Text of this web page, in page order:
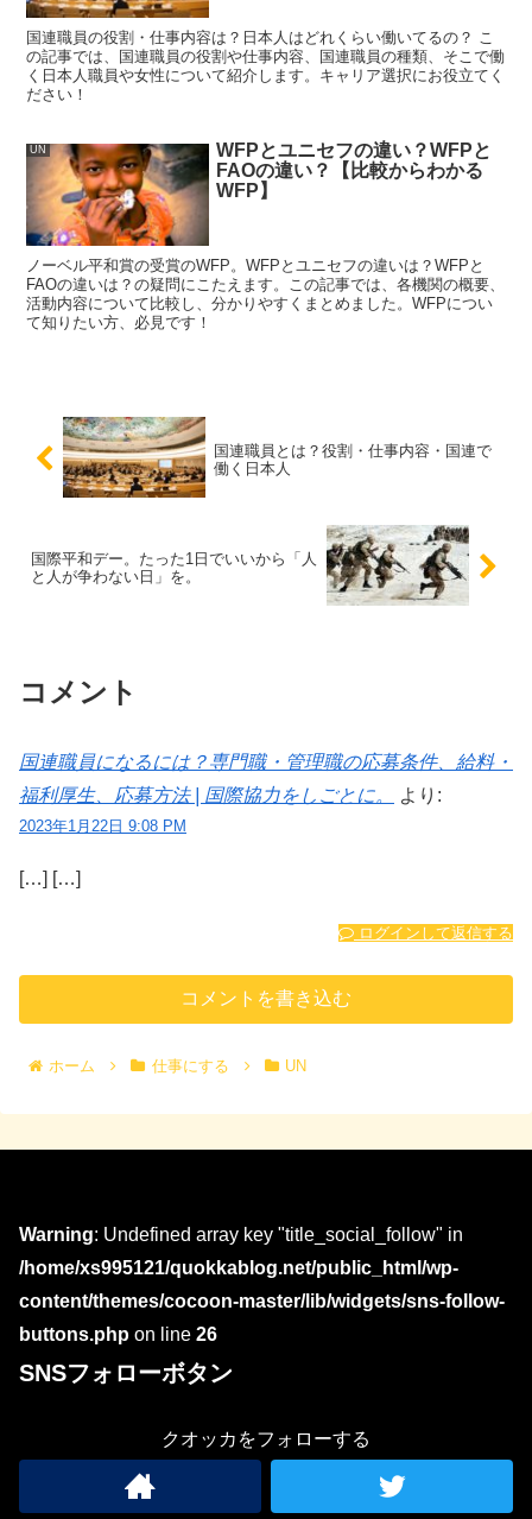
国連職員の役割・仕事内容は？日本人はどれくらい働いてるの？ こ
の記事では、国連職員の役割や仕事内容、国連職員の種類、そこで働
く日本人職員や女性について紹介します。キャリア選択にお役立てく
ださい！
UN
WFPとユニセフの違い？WFPと
FAOの違い？【比較からわかる
WFP】
ノーベル平和賞の受賞のWFP。WFPとユニセフの違いは？WFPと
FAOの違いは？の疑問にこたえます。この記事では、各機関の概要、
活動内容について比較し、分かりやすくまとめました。WFPについ
て知りたい方、必見です！
国連職員とは？役割・仕事内容・国連で
働く日本人
国際平和デー。たった1日でいいから「人
と人が争わない日」を。
コメント
国連職員になるには？専門職・管理職の応募条件、給料・
福利厚生、応募方法 | 国際協力をしごとに。
より:
2023年1月22日 9:08 PM
[…] […]
ログインして返信する
コメントを書き込む
ホーム 仕事にする UN
Warning: Undefined array key "title_social_follow" in
/home/xs995121/quokkablog.net/public_html/wp-
content/themes/cocoon-master/lib/widgets/sns-follow-
buttons.php on line 26
SNSフォローボタン
クオッカをフォローする